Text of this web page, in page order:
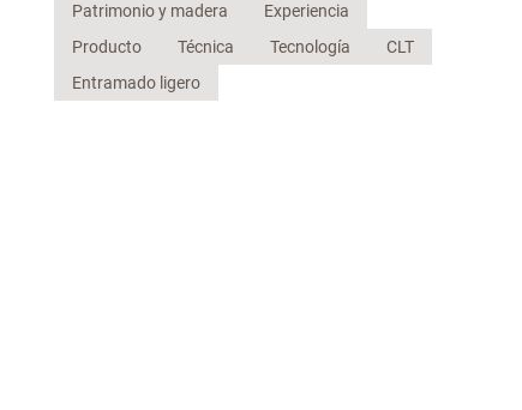
Patrimonio y madera
Experiencia
Producto
Técnica Tecnología
CLT
Entramado ligero